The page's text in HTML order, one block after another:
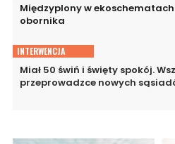
Międzyplony w
obornika
INTERWENCJA
Miał 50 świń i święty spokój.
przeprowadzce nowych